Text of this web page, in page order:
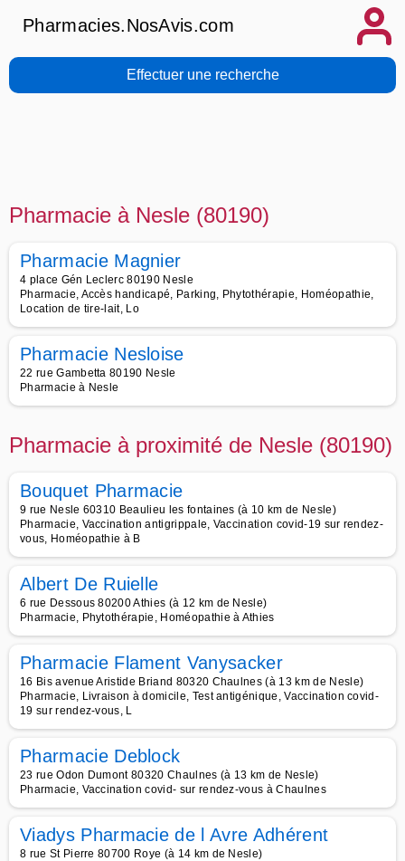
Pharmacies.NosAvis.com
Effectuer une recherche
Pharmacie à Nesle (80190)
Pharmacie Magnier
4 place Gén Leclerc 80190 Nesle
Pharmacie, Accès handicapé, Parking, Phytothérapie, Homéopathie,
Location de tire-lait, Lo
Pharmacie Nesloise
22 rue Gambetta 80190 Nesle
Pharmacie à Nesle
Pharmacie à proximité de Nesle (80190)
Bouquet Pharmacie
9 rue Nesle 60310 Beaulieu les fontaines (à 10 km de Nesle)
Pharmacie, Vaccination antigrippale, Vaccination covid-19 sur rendez-
vous, Homéopathie à B
Albert De Ruielle
6 rue Dessous 80200 Athies (à 12 km de Nesle)
Pharmacie, Phytothérapie, Homéopathie à Athies
Pharmacie Flament Vanysacker
16 Bis avenue Aristide Briand 80320 Chaulnes (à 13 km de Nesle)
Pharmacie, Livraison à domicile, Test antigénique, Vaccination covid-
19 sur rendez-vous, L
Pharmacie Deblock
23 rue Odon Dumont 80320 Chaulnes (à 13 km de Nesle)
Pharmacie, Vaccination covid- sur rendez-vous à Chaulnes
Viadys Pharmacie de l Avre Adhérent
8 rue St Pierre 80700 Roye (à 14 km de Nesle)